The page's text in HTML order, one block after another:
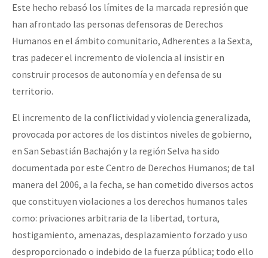
Este hecho rebasó los límites de la marcada represión que
han afrontado las personas defensoras de Derechos
Humanos en el ámbito comunitario, Adherentes a la Sexta,
tras padecer el incremento de violencia al insistir en
construir procesos de autonomía y en defensa de su
territorio.
El incremento de la conflictividad y violencia generalizada,
provocada por actores de los distintos niveles de gobierno,
en San Sebastián Bachajón y la región Selva ha sido
documentada por este Centro de Derechos Humanos; de tal
manera del 2006, a la fecha, se han cometido diversos actos
que constituyen violaciones a los derechos humanos tales
como: privaciones arbitraria de la libertad, tortura,
hostigamiento, amenazas, desplazamiento forzado y uso
desproporcionado o indebido de la fuerza pública; todo ello